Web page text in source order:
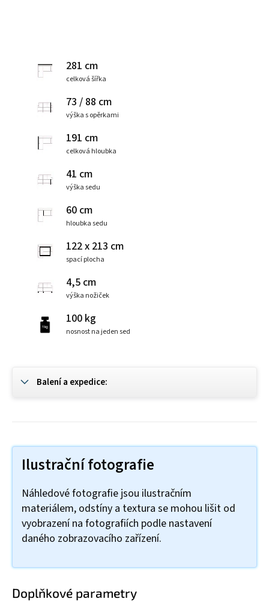
281 cm
celková šířka
73 / 88 cm
výška s opěrkami
191 cm
celková hloubka
41 cm
výška sedu
60 cm
hloubka sedu
122 x 213 cm
spací plocha
4,5 cm
výška nožiček
100 kg
nosnost na jeden sed
Balení a expedice:
Ilustrační fotografie
Náhledové fotografie jsou ilustračním
materiálem, odstíny a textura se mohou lišit od
vyobrazení na fotografiích podle nastavení
daného zobrazovacího zařízení.
Doplňkové parametry